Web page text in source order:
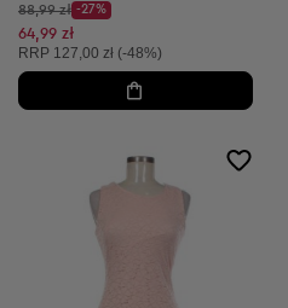
Cena początkowa:
88,99 zł
Discount Price:
-27%
Obniżona cena:
64,99 zł
Cena sugerowana:
RRP 127,00 zł (-48%)